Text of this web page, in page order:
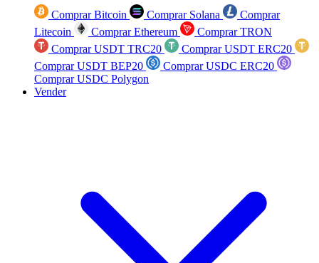
Comprar Bitcoin Comprar Solana
Comprar
Litecoin
Comprar Ethereum
Comprar TRON
Comprar USDT TRC20
Comprar USDT ERC20
Comprar USDT BEP20
Comprar USDC ERC20
Comprar USDC Polygon
Vender